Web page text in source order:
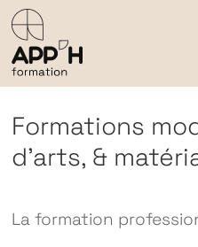
Formations
d’arts, &
La formation